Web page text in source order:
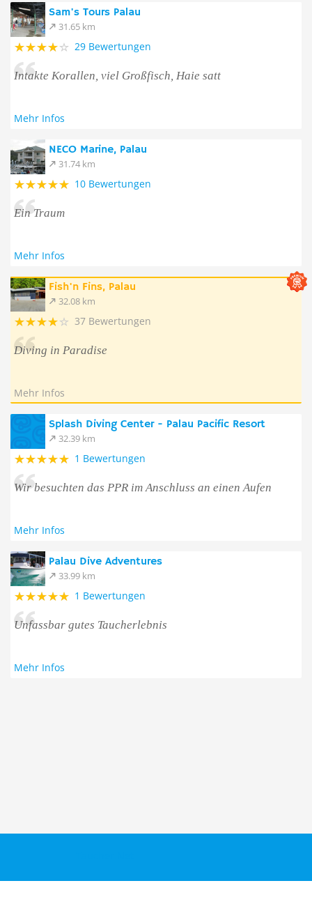
Sam's Tours Palau
31.65 km
29 Bewertungen
Intakte Korallen, viel Großfisch, Haie satt
Mehr Infos
NECO Marine, Palau
31.74 km
10 Bewertungen
Ein Traum
Mehr Infos
Fish'n Fins, Palau
32.08 km
37 Bewertungen
Diving in Paradise
Mehr Infos
Splash Diving Center - Palau Pacific Resort
32.39 km
1 Bewertungen
Wir besuchten das PPR im Anschluss an einen Aufen
Mehr Infos
Palau Dive Adventures
33.99 km
1 Bewertungen
Unfassbar gutes Taucherlebnis
Mehr Infos